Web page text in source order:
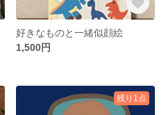
好きなものと一緒似顔絵
1,500円
残り1点